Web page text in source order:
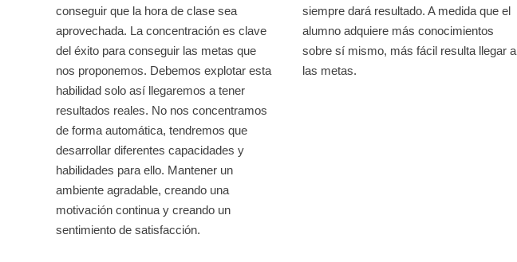
conseguir que la hora de clase sea
aprovechada. La concentración es clave
del éxito para conseguir las metas que
nos proponemos. Debemos explotar esta
habilidad solo así llegaremos a tener
resultados reales. No nos concentramos
de forma automática, tendremos que
desarrollar diferentes capacidades y
habilidades para ello. Mantener un
ambiente agradable, creando una
motivación continua y creando un
sentimiento de satisfacción.
siempre dará resultado. A medida que el
alumno adquiere más conocimientos
sobre sí mismo, más fácil resulta llegar a
las metas.